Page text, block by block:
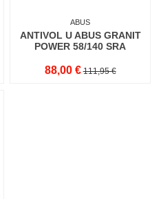
ABUS
ANTIVOL U ABUS GRANIT
POWER 58/140 SRA
88,00 € 111,95 €